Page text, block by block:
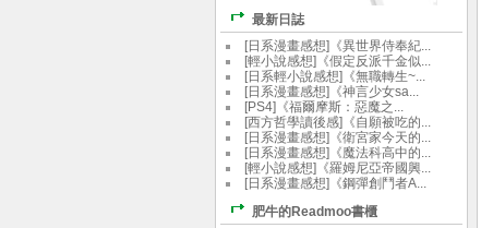
最新日誌
[日系漫畫感想]《異世界侍奉紀...
[輕小說感想]《假定反派千金似...
[日系輕小說感想]《無職轉生~...
[日系漫畫感想]《神言少女sa...
[PS4]《福爾摩斯：惡魔之...
[西方哲學讀後感]《自願被吃的...
[日系漫畫感想]《衛宮家今天的...
[日系漫畫感想]《魔法科高中的...
[輕小說感想]《羅姆尼亞帝國興...
[日系漫畫感想]《鋼彈創鬥者A...
肥牛的Readmoo書櫃